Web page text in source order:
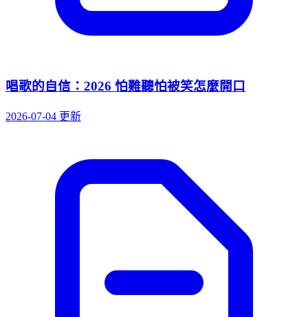
唱歌的自信：2026 怕難聽怕被笑怎麼開口
2026-07-04 更新